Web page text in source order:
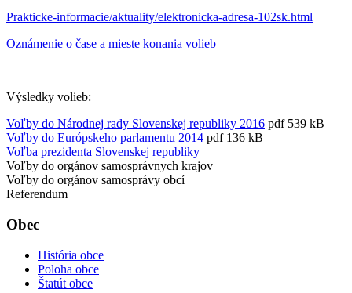
Prakticke-informacie/aktuality/elektronicka-adresa-102sk.html
Oznámenie o čase a mieste konania volieb
Výsledky volieb:
Voľby do Národnej rady Slovenskej republiky 2016 pdf 539 kB
Voľby do Európskeho parlamentu 2014 pdf 136 kB
Voľba prezidenta Slovenskej republiky
Voľby do orgánov samosprávnych krajov
Voľby do orgánov samosprávy obcí
Referendum
Obec
História obce
Poloha obce
Štatút obce